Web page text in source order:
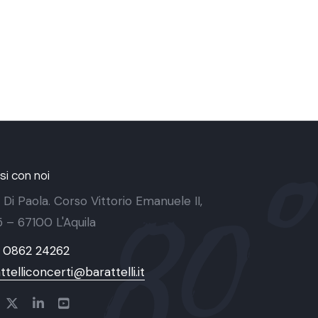
con noi
Di Paola. Corso Vittorio Emanuele II,
– 67100 L'Aquila
0862 24262